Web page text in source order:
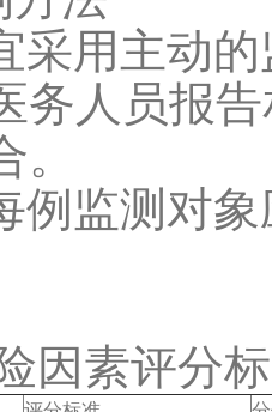
采用主动
务人员报
例监测对
因素评分